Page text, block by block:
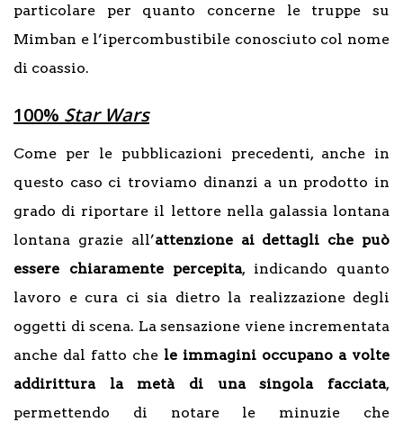
particolare per quanto concerne le truppe su
Mimban e l’ipercombustibile conosciuto col nome
di coassio.
100% Star Wars
Come per le pubblicazioni precedenti, anche in
questo caso ci troviamo dinanzi a un prodotto in
grado di riportare il lettore nella galassia lontana
lontana grazie all’attenzione ai dettagli che può
essere chiaramente percepita, indicando quanto
lavoro e cura ci sia dietro la realizzazione degli
oggetti di scena. La sensazione viene incrementata
anche dal fatto che le immagini occupano a volte
addirittura la metà di una singola facciata,
permettendo di notare le minuzie che